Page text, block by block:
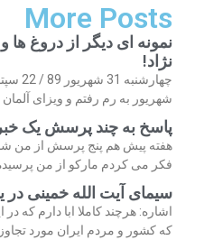
More Posts
نمونه ای دیگر از دروغ
نژاد!
شهریور به رم رفتم و ویزای
پاسخ به چند پرسش یک
هفته پیش هم پنج پرسش از من
فکر می کردم مارکو از من پرسیده
سیمای آیت الله خمینی
اشاره: هرچند کاملا ابا دارم
که کشور و مردم ایران مورد